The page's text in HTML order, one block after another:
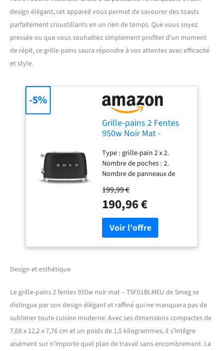
design élégant, cet appareil vous permet de savourer des toasts
parfaitement croustillants en un rien de temps. Que vous soyez
pressée ou que vous souhaitiez simplement profiter d’un moment
de répit, ce grille-pains saura répondre à vos attentes avec efficacité
et style.
Grille-pains 2 Fentes
950w Noir Mat -
Type : grille-pain 2 x 2.
Nombre de poches : 2.
Nombre de panneaux de
tranches : 2. Nombre de
ramasse-miettes : 1. Nombre
de niveaux de brunissage : 6.
Fonction de chauffage : oui.
Fonction dégivrage : oui.
Fonction bagel : oui.
du bouton : plastique.
plastique. Mise en marche
du grillage : avec le levier.
Activation de la fonction :
au moyen de boutons
199,99 €
190,96 €
-5%
Design et esthétique
Le grille-pains 2 fentes 950w noir mat – TSF01BLMEU de Smeg se
distingue par son design élégant et raffiné qui ne manquera pas de
sublimer toute cuisine moderne. Avec ses dimensions compactes de
7,68 x 12,2 x 7,76 cm et un poids de 1,5 kilogrammes, il s’intègre
aisément sur n’importe quel plan de travail sans encombrement. La